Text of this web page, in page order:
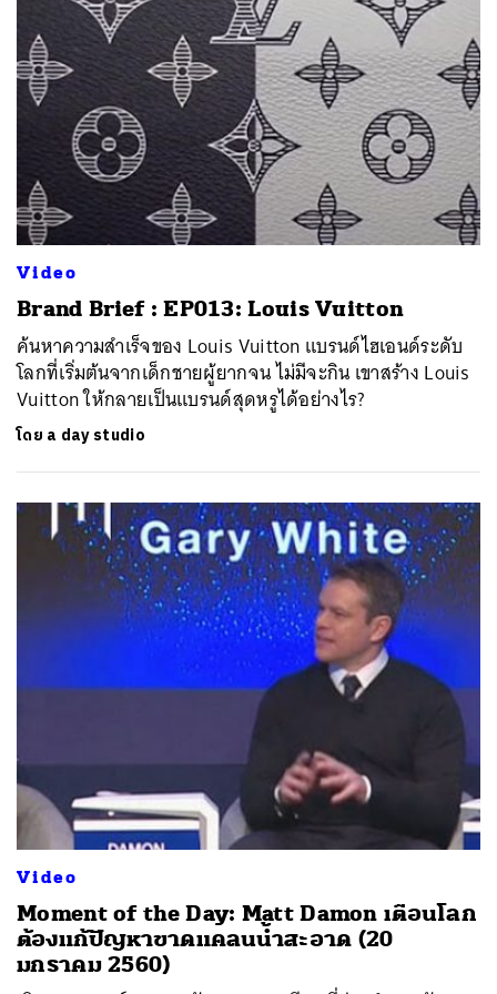
Video
Brand Brief : EP013: Louis Vuitton
ค้นหาความสำเร็จของ Louis Vuitton แบรนด์ไฮเอนด์ระดับ
โลกที่เริ่มต้นจากเด็กชายผู้ยากจน ไม่มีจะกิน เขาสร้าง Louis
Vuitton ให้กลายเป็นแบรนด์สุดหรูได้อย่างไร?
โดย a day studio
Video
Moment of the Day: Matt Damon เตือนโลก
ต้องแก้ปัญหาขาดแคลนน้ำสะอาด (20
มกราคม 2560)